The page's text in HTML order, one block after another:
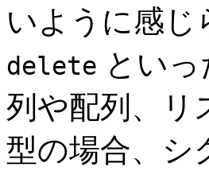
いように感じ
delete とい
列や配列、リ
型の場合、シ